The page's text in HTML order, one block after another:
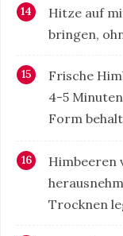
Hitze auf
bringen,
Frische
4-5
Form
Himbeeren
Trocknen